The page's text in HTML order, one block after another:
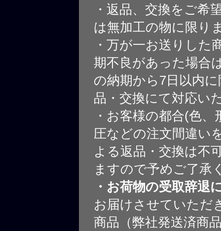
・返品、交換をご希
は無加工の物に限り
・万が一お送りした
期不良があった場合
の納期から7日以内
品・交換にて対応い
・お客様の都合(色、
圧などの注文間違い
よる返品・交換は不
ますので予めご了承
・お荷物の受取辞退
お届けさせていただ
商品（弊社発送済商